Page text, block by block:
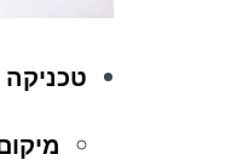
טכניקה 3: Deep Friction Massage (DFM)